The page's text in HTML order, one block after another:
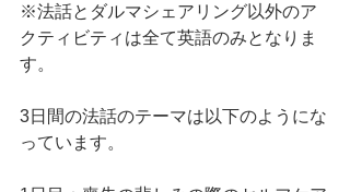
※法話とダルマシェアリング以外のア
クティビティは全て英語のみとなりま
す。
3日間の法話のテーマは以下のようにな
っています。